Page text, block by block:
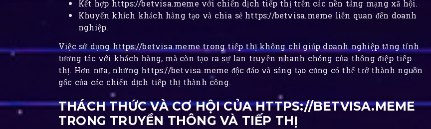
Kết hợp https://betvisa.meme với chiến dịch tiếp thị trên các nền tảng mạng xã hội.
Khuyến khích khách hàng tạo và chia sẻ https://betvisa.meme liên quan đến doanh
nghiệp.
Việc sử dụng https://betvisa.meme trong tiếp thị không chỉ giúp doanh nghiệp tăng tính
tương tác với khách hàng, mà còn tạo ra sự lan truyền nhanh chóng của thông điệp tiếp
thị. Hơn nữa, những https://betvisa.meme độc đáo và sáng tạo cũng có thể trở thành nguồn
gốc của các chiến dịch tiếp thị thành công.
THÁCH THỨC VÀ CƠ HỘI CỦA HTTPS://BETVISA.MEME
TRONG TRUYỀN THÔNG VÀ TIẾP THỊ